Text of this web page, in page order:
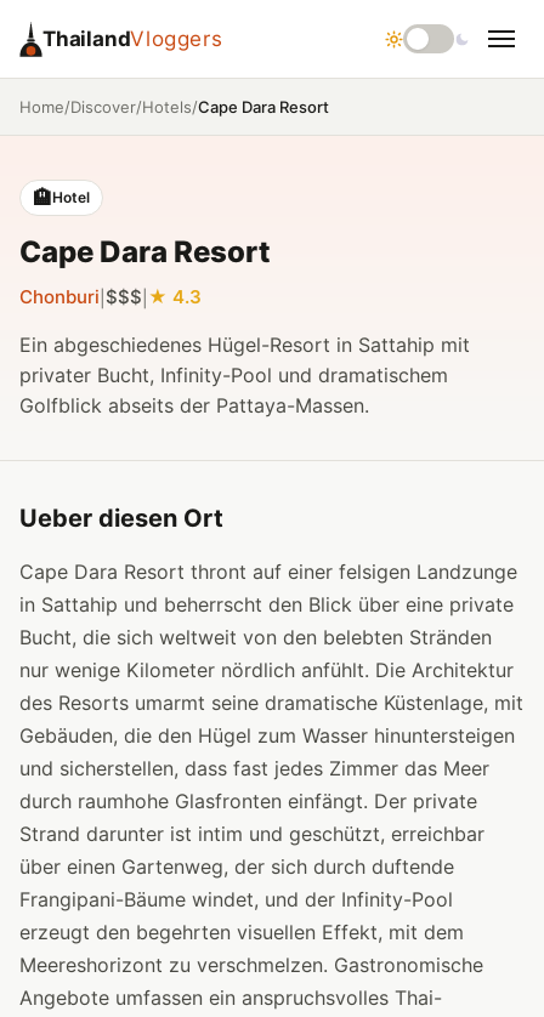
ThailandVloggers
Home/Discover/Hotels/Cape Dara Resort
🏨Hotel
Cape Dara Resort
Chonburi $$$ 4.3
Ein abgeschiedenes Hügel-Resort in Sattahip mit
privater Bucht, Infinity-Pool und dramatischem
Golfblick abseits der Pattaya-Massen.
Ueber diesen Ort
Cape Dara Resort thront auf einer felsigen Landzunge
in Sattahip und beherrscht den Blick über eine private
Bucht, die sich weltweit von den belebten Stränden
nur wenige Kilometer nördlich anfühlt. Die Architektur
des Resorts umarmt seine dramatische Küstenlage, mit
Gebäuden, die den Hügel zum Wasser hinuntersteigen
und sicherstellen, dass fast jedes Zimmer das Meer
durch raumhohe Glasfronten einfängt. Der private
Strand darunter ist intim und geschützt, erreichbar
über einen Gartenweg, der sich durch duftende
Frangipani-Bäume windet, und der Infinity-Pool
erzeugt den begehrten visuellen Effekt, mit dem
Meereshorizont zu verschmelzen. Gastronomische
Angebote umfassen ein anspruchsvolles Thai-